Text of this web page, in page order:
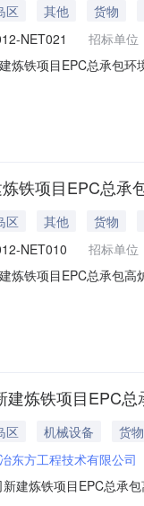
区 其他
货物
NET021
招标单位
炼铁项目EPC总承包
目地点:山西省,晋城市,
铁项目EPC总承
区 其他
货物
NET010
招标单位
炼铁项目EPC总承包
亚娟联系方式:0532-
炼铁项目EPC
区 机械设备
货物
东方工程技术有限公司
建炼铁项目EPC总承